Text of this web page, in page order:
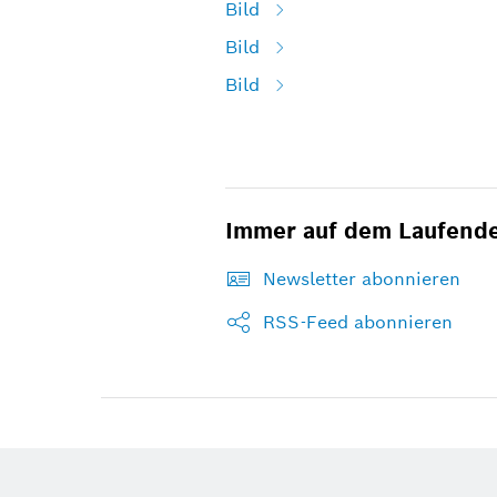
Bild
Bild
Bild
Immer auf dem
Newsletter abonnieren
RSS-Feed abonnieren